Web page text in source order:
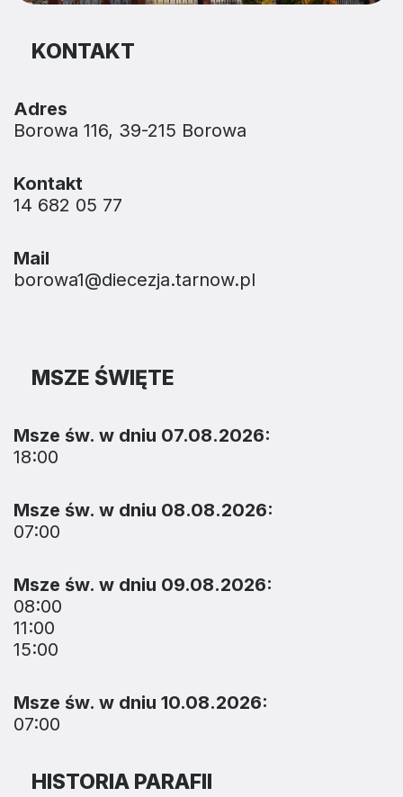
KONTAKT
Adres
Borowa 116, 39-215 Borowa
Kontakt
14 682 05 77
Mail
borowa1@diecezja.tarnow.pl
MSZE ŚWIĘTE
Msze św. w dniu 07.08.2026:
18:00
Msze św. w dniu 08.08.2026:
07:00
Msze św. w dniu 09.08.2026:
08:00
11:00
15:00
Msze św. w dniu 10.08.2026:
07:00
HISTORIA PARAFII